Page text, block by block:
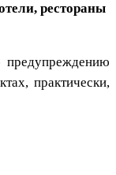
рестораны
предупреждению
практически,